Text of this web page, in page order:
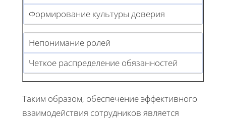
Формирование культуры доверия
Непонимание ролей
Четкое распределение обязанностей
Таким образом, обеспечение эффективного
взаимодействия сотрудников является